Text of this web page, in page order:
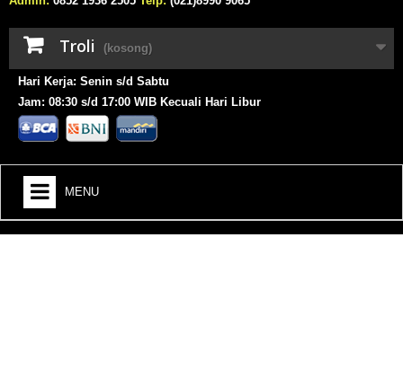
Troli (kosong)
Hari Kerja: Senin s/d Sabtu
Jam: 08:30 s/d 17:00 WIB Kecuali Hari Libur
MENU